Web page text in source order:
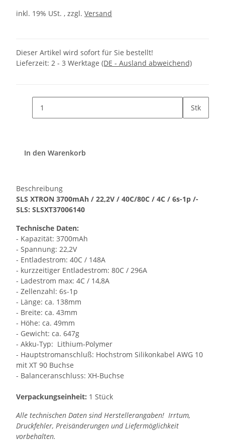
inkl. 19% USt. , zzgl. Versand
Dieser Artikel wird sofort für Sie bestellt!
Lieferzeit: 2 - 3 Werktage (DE - Ausland abweichend)
Stk
In den Warenkorb
Beschreibung
SLS XTRON 3700mAh / 22,2V / 40C/80C / 4C / 6s-1p /-
SLS: SLSXT37006140
Technische Daten:
- Kapazität: 3700mAh
- Spannung: 22,2V
- Entladestrom: 40C / 148A
- kurzzeitiger Entladestrom: 80C / 296A
- Ladestrom max: 4C / 14,8A
- Zellenzahl: 6s-1p
- Länge: ca. 138mm
- Breite: ca. 43mm
- Höhe: ca. 49mm
- Gewicht: ca. 647g
- Akku-Typ: Lithium-Polymer
- Hauptstromanschluß: Hochstrom Silikonkabel AWG 10
mit XT 90 Buchse
- Balanceranschluss: XH-Buchse
Verpackungseinheit: 1 Stück
Alle technischen Daten sind Herstellerangaben! Irrtum,
Druckfehler, Preisänderungen und Liefermöglichkeit
vorbehalten.